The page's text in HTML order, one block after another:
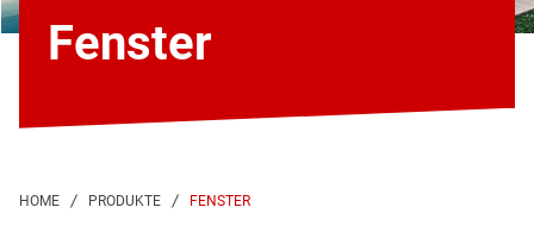
Fenster
FENSTER